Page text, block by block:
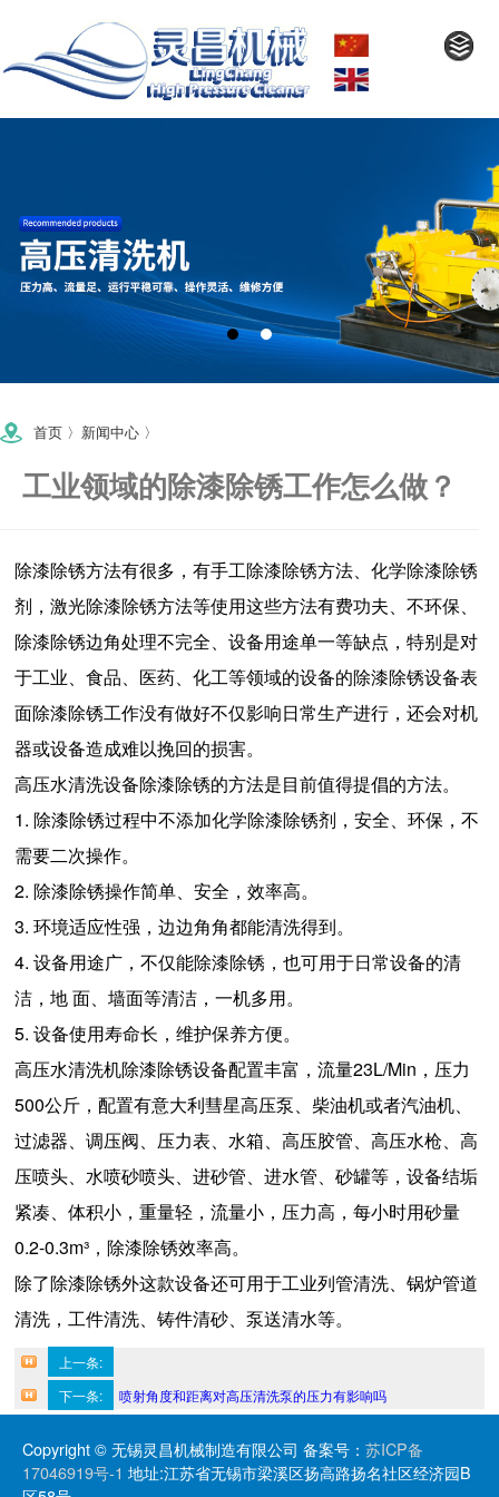
首页 〉 新闻中心 〉
工业领域的除漆除锈工作怎么做？
除漆除锈方法有很多，有手工除漆除锈方法、化学除漆除锈
剂，激光除漆除锈方法等使用这些方法有费功夫、不环保、
除漆除锈边角处理不完全、设备用途单一等缺点，特别是对
于工业、食品、医药、化工等领域的设备的除漆除锈设备表
面除漆除锈工作没有做好不仅影响日常生产进行，还会对机
器或设备造成难以挽回的损害。
高压水清洗设备除漆除锈的方法是目前值得提倡的方法。
1. 除漆除锈过程中不添加化学除漆除锈剂，安全、环保，不
需要二次操作。
2. 除漆除锈操作简单、安全，效率高。
3. 环境适应性强，边边角角都能清洗得到。
4. 设备用途广，不仅能除漆除锈，也可用于日常设备的清
洁，地 面、墙面等清洁，一机多用。
5. 设备使用寿命长，维护保养方便。
高压水清洗机除漆除锈设备配置丰富，流量23L/Min，压力
500公斤，配置有意大利彗星高压泵、柴油机或者汽油机、
过滤器、调压阀、压力表、水箱、高压胶管、高压水枪、高
压喷头、水喷砂喷头、进砂管、进水管、砂罐等，设备结垢
紧凑、体积小，重量轻，流量小，压力高，每小时用砂量
0.2-0.3m³，除漆除锈效率高。
除了除漆除锈外这款设备还可用于工业列管清洗、锅炉管道
清洗，工件清洗、铸件清砂、泵送清水等。
上一条:
简述油罐全自动高压清洗设备在石油化工行业的应用
下一条: 喷射角度和距离对高压清洗泵的压力有影响吗
Copyright © 无锡灵昌机械制造有限公司 备案号： 苏ICP备
17046919号-1 地址:江苏省无锡市梁溪区扬高路扬名社区经济园B